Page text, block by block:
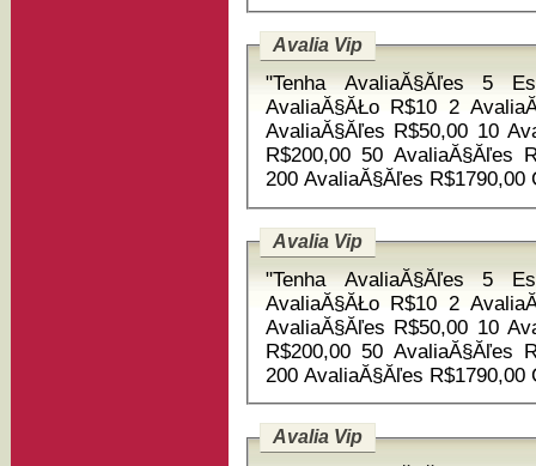
Avalia Vip
"Tenha AvaliaĂ§Ăľes 5
AvaliaĂ§ĂŁo R$10 2
AvaliaĂ§Ăľes R$50,00 10 AvaliaĂ§Ăľes R$100,00 20 AvaliaĂ§Ăľes
R$200,00 50 AvaliaĂ§Ăľes R$497,00 100 AvaliaĂ§Ăľes R$985,00
Avalia Vip
"Tenha AvaliaĂ§Ăľes 5
AvaliaĂ§ĂŁo R$10 2
AvaliaĂ§Ăľes R$50,00 10 AvaliaĂ§Ăľes R$100,00 20 AvaliaĂ§Ăľes
R$200,00 50 AvaliaĂ§Ăľes R$497,00 100 AvaliaĂ§Ăľes R$985,00
Avalia Vip